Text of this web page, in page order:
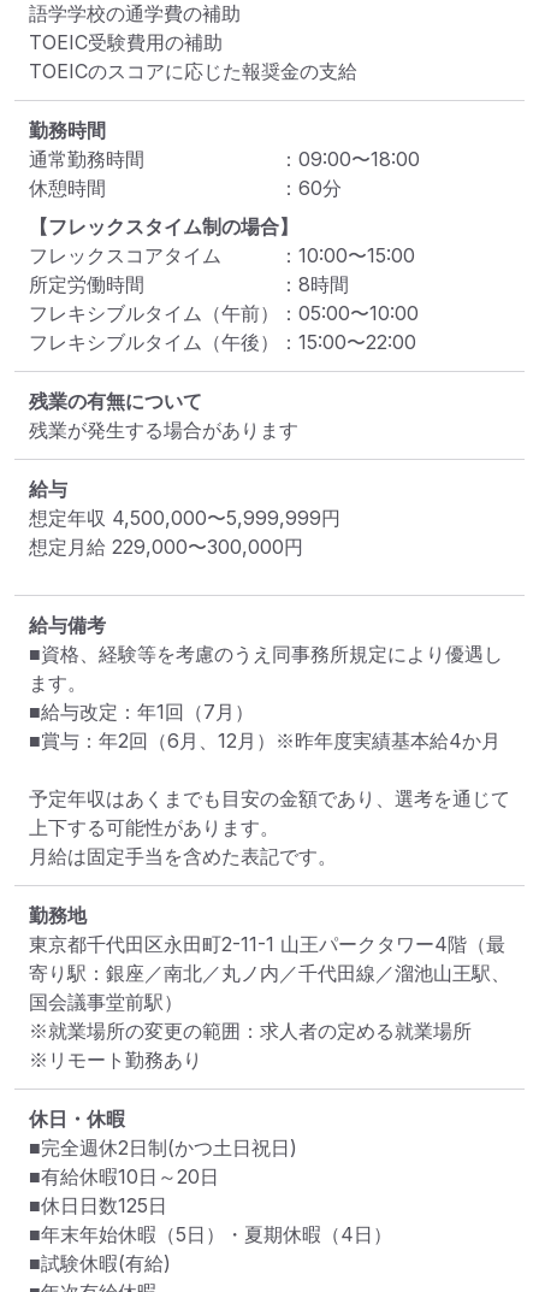
語学学校の通学費の補助
TOEIC受験費用の補助
TOEICのスコアに応じた報奨金の支給
勤務時間
通常勤務時間
： 09:00〜18:00
休憩時間
： 60分
【フレックスタイム制の場合】
フレックスコアタイム
： 10:00〜15:00
所定労働時間
： 8時間
フレキシブルタイム（午前）
： 05:00〜10:00
フレキシブルタイム（午後）
： 15:00〜22:00
残業の有無について
残業が発生する場合があります
給与
想定年収 4,500,000〜5,999,999円
想定月給 229,000〜300,000円
給与備考
■資格、経験等を考慮のうえ同事務所規定により優遇し
ます。
■給与改定：年1回（7月）
■賞与：年2回（6月、12月）※昨年度実績基本給4か月
予定年収はあくまでも目安の金額であり、選考を通じて
上下する可能性があります。
月給は固定手当を含めた表記です。
勤務地
東京都千代田区永田町2-11-1 山王パークタワー4階 （最
寄り駅：銀座／南北／丸ノ内／千代田線／溜池山王駅、
国会議事堂前駅）
※就業場所の変更の範囲：求人者の定める就業場所
※リモート勤務あり
休日・休暇
■完全週休2日制(かつ土日祝日)
■有給休暇10日～20日
■休日日数125日
■年末年始休暇（5日）・夏期休暇（4日）
■試験休暇(有給)